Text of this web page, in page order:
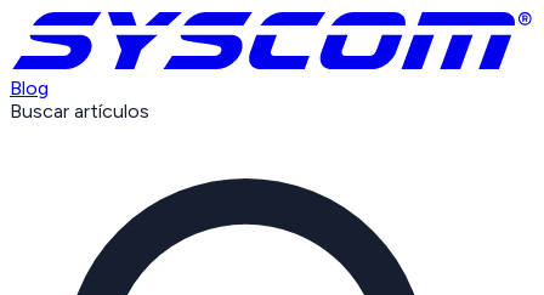
Blog
Buscar artículos